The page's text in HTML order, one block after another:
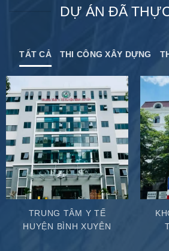
DỰ ÁN ĐÃ
TẤT CẢ THI CÔNG XÂY DỰNG
TRUNG TÂM Y TẾ
HUYỆN BÌNH XUYÊN